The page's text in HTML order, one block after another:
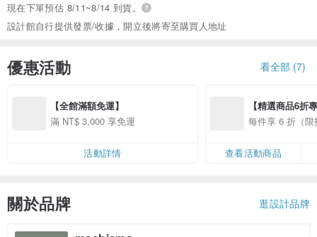
現在下單預估 8/11~8/14 到貨。
設計館自行提供發票/收據，開立後將寄至購買人地址
優惠活動 看全部 (7)
【全館滿額免運】
滿 NT$ 3,000 享免運
活動詳情
【精選商品6折
每件享 6 折（
查看活動商品
關於品牌 逛設計品牌